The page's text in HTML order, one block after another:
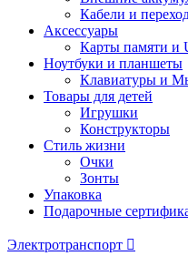
Кабели и
Аксессуары
Карты памяти и
Ноутбуки и планшеты
Клавиатуры и
Товары для детей
Игрушки
Конструкторы
Стиль жизни
Очки
Зонты
Упаковка
Подарочные
Электротранспорт